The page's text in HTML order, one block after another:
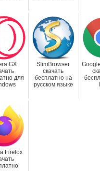
GX
для
SlimBrowser
скачать
бесплатно на
русском языке
Firefox